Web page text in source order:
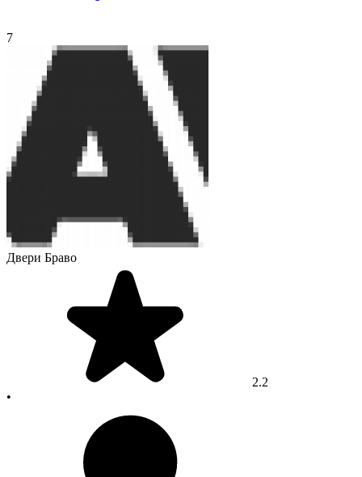
7
Двери Браво
2.2
•